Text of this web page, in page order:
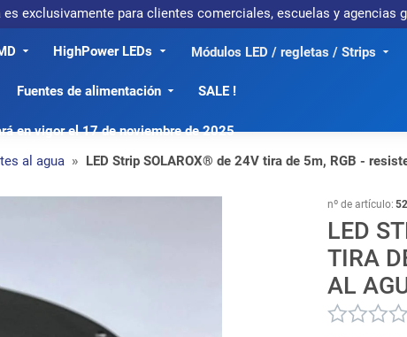
es exclusivamente para clientes comerciales, escuelas y agencias
HighPower LEDs Módulos LED / regletas / Strips
Fuentes de alimentación SALE !
en vigor el 17 de noviembre de 2025
al agua LED Strip SOLAROX® de 24V tira de 5m, RGB -
nº de artículo:
LED
TIRA
AL